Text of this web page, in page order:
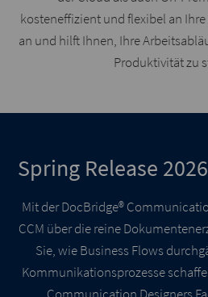
kosteneffizient und flexibel an
an und hilft Ihnen, Ihre
Produktivität zu
Spring Release
Mit der DocBridge®
CCM über die reine
Sie, wie Business Flows
Kommunikationsprozesse